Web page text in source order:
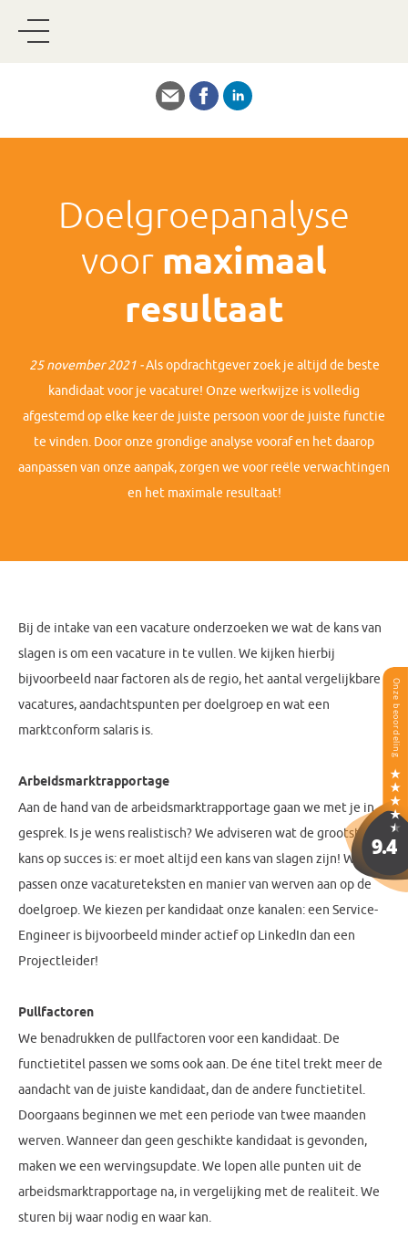
Doelgroepanalyse
voor maximaal
resultaat
25 november 2021 -Als opdrachtgever zoek je altijd de beste
kandidaat voor je vacature! Onze werkwijze is volledig
afgestemd op elke keer de juiste persoon voor de juiste functie
te vinden. Door onze grondige analyse vooraf en het daarop
aanpassen van onze aanpak, zorgen we voor reële verwachtingen
en het maximale resultaat!
Bij de intake van een vacature onderzoeken we wat de kans van
slagen is om een vacature in te vullen. We kijken hierbij
bijvoorbeeld naar factoren als de regio, het aantal vergelijkbare
vacatures, aandachtspunten per doelgroep en wat een
marktconform salaris is.
Arbeidsmarktrapportage
Aan de hand van de arbeidsmarktrapportage gaan we met je in
gesprek. Is je wens realistisch? We adviseren wat de grootste
kans op succes is: er moet altijd een kans van slagen zijn! We
passen onze vacatureteksten en manier van werven aan op de
doelgroep. We kiezen per kandidaat onze kanalen: een Service-
Engineer is bijvoorbeeld minder actief op LinkedIn dan een
Projectleider!
Pullfactoren
We benadrukken de pullfactoren voor een kandidaat. De
functietitel passen we soms ook aan. De éne titel trekt meer de
aandacht van de juiste kandidaat, dan de andere functietitel.
Doorgaans beginnen we met een periode van twee maanden
werven. Wanneer dan geen geschikte kandidaat is gevonden,
maken we een wervingsupdate. We lopen alle punten uit de
arbeidsmarktrapportage na, in vergelijking met de realiteit. We
sturen bij waar nodig en waar kan.